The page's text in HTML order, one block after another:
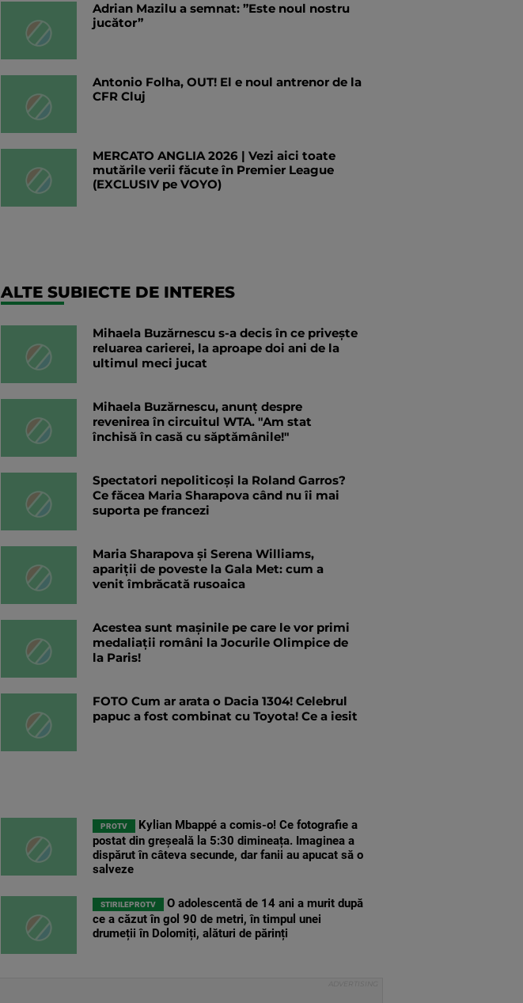
Adrian Mazilu a semnat: ”Este noul nostru
jucător”
Antonio Folha, OUT! El e noul antrenor de la
CFR Cluj
MERCATO ANGLIA 2026 | Vezi aici toate
mutările verii făcute în Premier League
(EXCLUSIV pe VOYO)
ALTE SUBIECTE DE INTERES
Mihaela Buzărnescu s-a decis în ce privește
reluarea carierei, la aproape doi ani de la
ultimul meci jucat
Mihaela Buzărnescu, anunț despre
revenirea în circuitul WTA. "Am stat
închisă în casă cu săptămânile!"
Spectatori nepoliticoși la Roland Garros?
Ce făcea Maria Sharapova când nu îi mai
suporta pe francezi
Maria Sharapova și Serena Williams,
apariții de poveste la Gala Met: cum a
venit îmbrăcată rusoaica
Acestea sunt mașinile pe care le vor primi
medaliații români la Jocurile Olimpice de
la Paris!
FOTO Cum ar arata o Dacia 1304! Celebrul
papuc a fost combinat cu Toyota! Ce a iesit
PROTV
Kylian Mbappé a comis-o! Ce fotografie a
postat din greșeală la 5:30 dimineața. Imaginea a
dispărut în câteva secunde, dar fanii au apucat să o
salveze
STIRILEPROTV
O adolescentă de 14 ani a murit după
ce a căzut în gol 90 de metri, în timpul unei
drumeții în Dolomiți, alături de părinți